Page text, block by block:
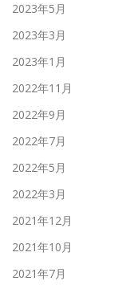
2023年5月
2023年3月
2023年1月
2022年11月
2022年9月
2022年7月
2022年5月
2022年3月
2021年12月
2021年10月
2021年7月